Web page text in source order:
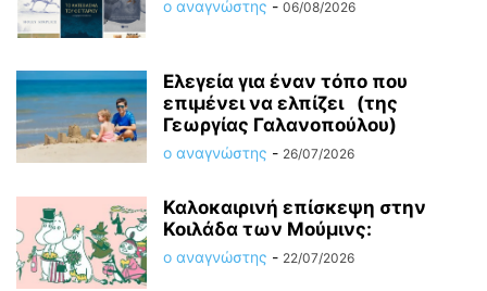
ο αναγνώστης - 06/08/2026
Ελεγεία για έναν τόπο που
επιμένει να ελπίζει (της
Γεωργίας Γαλανοπούλου)
ο αναγνώστης - 26/07/2026
Καλοκαιρινή επίσκεψη στην
Κοιλάδα των Μούμινς:
ο αναγνώστης - 22/07/2026